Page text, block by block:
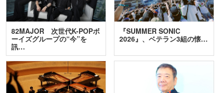
82MAJOR 次世代K-POPボ
ーイズグループの“今”を
訊…
『SUMMER SONIC
2026』、ベテラン3組の懐…